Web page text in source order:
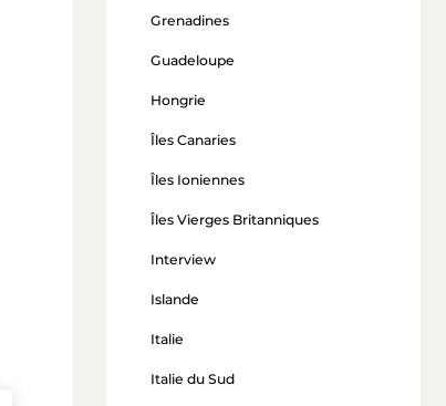
Grenadines
Guadeloupe
Hongrie
Îles Canaries
Îles Ioniennes
Îles Vierges Britanniques
Interview
Islande
Italie
Italie du Sud